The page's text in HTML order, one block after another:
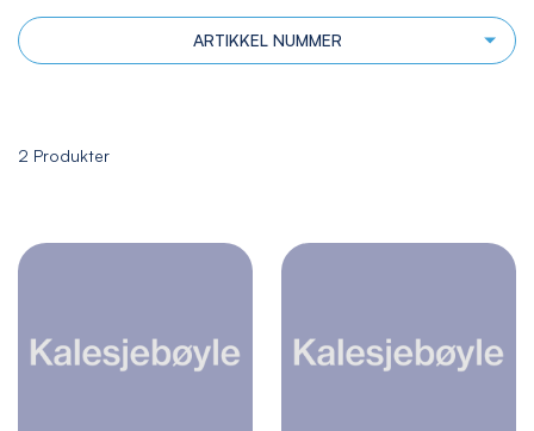
ARTIKKEL NUMMER
2 Produkter